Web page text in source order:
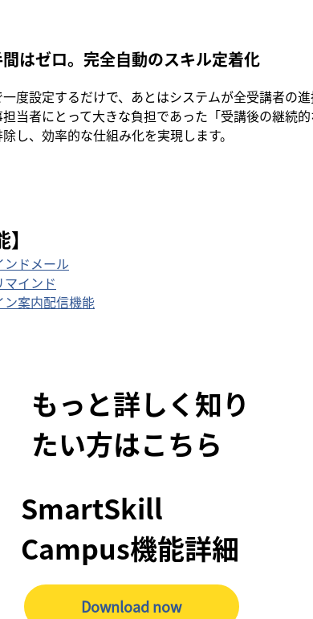
はゼロ。完全自動のスキル定着化
度設定するだけで、あとはシステムが全受講者の
当者にとって大きな負担であった「受講後の継続
し、効率的な仕組み化を実現します。
ンドメール
インド
ン案内配信機能
もっと詳しく知り
たい方はこちら
SmartSkill
Campus機能詳細
Download now